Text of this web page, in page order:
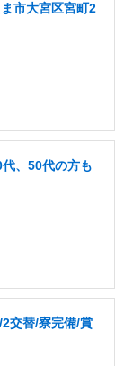
市大宮区宮町2
、50代の方も
交替/寮完備/賞